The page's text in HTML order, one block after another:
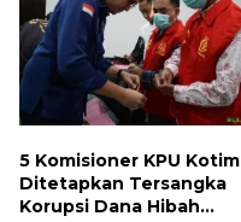
5 Komisioner KPU Kotim
Ditetapkan Tersangka
Korupsi Dana Hibah